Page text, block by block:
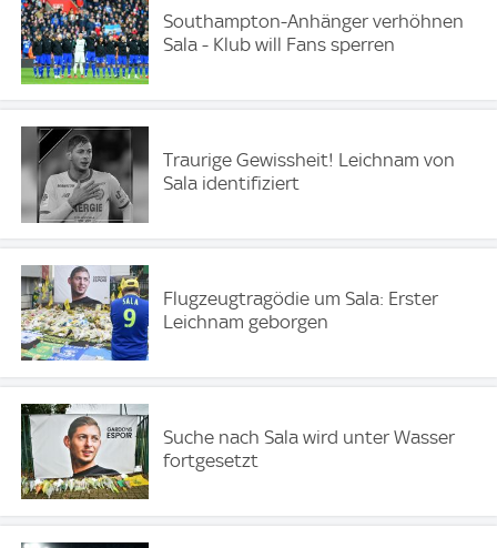
Southampton-Anhänger verhöhnen
Sala - Klub will Fans sperren
Traurige Gewissheit! Leichnam von
Sala identifiziert
Flugzeugtragödie um Sala: Erster
Leichnam geborgen
Suche nach Sala wird unter Wasser
fortgesetzt